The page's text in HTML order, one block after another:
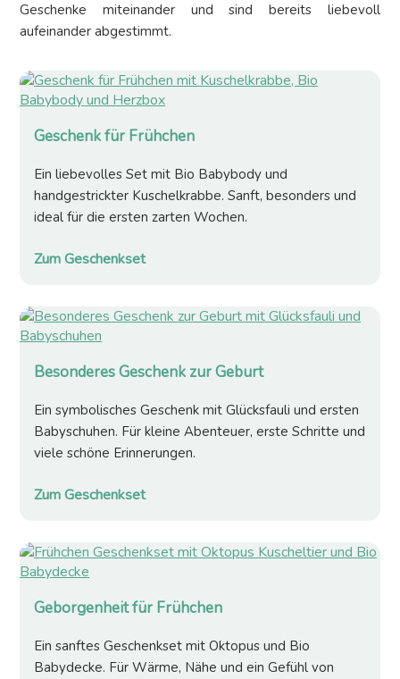
Geschenke miteinander und sind bereits liebevoll
aufeinander abgestimmt.
Geschenk für Frühchen
Ein liebevolles Set mit Bio Babybody und
handgestrickter Kuschelkrabbe. Sanft, besonders und
ideal für die ersten zarten Wochen.
Zum Geschenkset
Besonderes Geschenk zur Geburt
Ein symbolisches Geschenk mit Glücksfauli und ersten
Babyschuhen. Für kleine Abenteuer, erste Schritte und
viele schöne Erinnerungen.
Zum Geschenkset
Geborgenheit für Frühchen
Ein sanftes Geschenkset mit Oktopus und Bio
Babydecke. Für Wärme, Nähe und ein Gefühl von